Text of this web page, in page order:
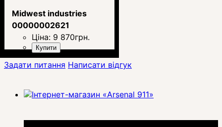
Midwest industries
00000002621
Ціна: 9 870грн.
Купити
Задати питання Написати відгук